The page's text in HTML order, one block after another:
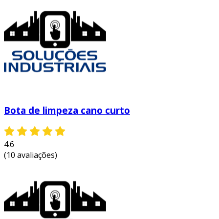
além dos benefícios mencionados, a
manutenção adequada das botas de segurança
é essencial para garantir sua durabilidade e
eficácia. algumas dicas incluem:
secagem adequada
a fontes diretas de calor. deixe-as secar
verificação de danos
ou danos na biqueira e na sola.
conclusão
Bota de limpeza cano curto
4.6
(10 avaliações)